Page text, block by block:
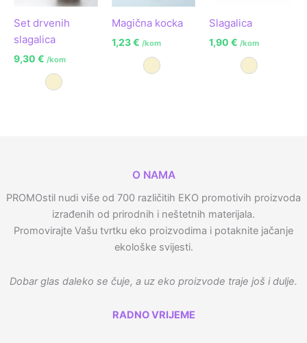
Set drvenih
slagalica
9,30 € /kom
Prirodna
Magična kocka
1,23€ /kom
Prirodna
Slagalica
1,90€ /kom
Prirodna
O NAMA
PROMOstil nudi više od 700 različitih EKO promotivih proizvoda
izrađenih od prirodnih i neštetnih materijala.
Promovirajte Vašu tvrtku eko proizvodima i potaknite jačanje
ekološke svijesti.
Dobar glas daleko se čuje, a uz eko proizvode traje još i dulje.
RADNO VRIJEME